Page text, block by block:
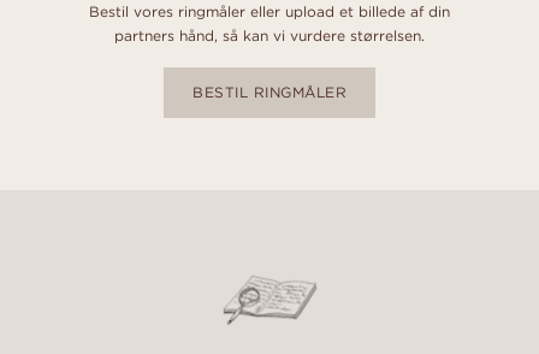
Bestil vores ringmåler eller upload et billede af din
partners hånd, så kan vi vurdere størrelsen.
BESTIL RINGMÅLER